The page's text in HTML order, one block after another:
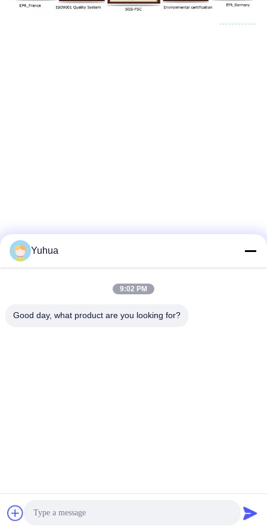
Yuhua
9:02 PM
Good day, what product are you looking for?